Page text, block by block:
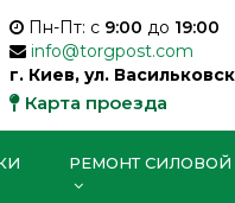
Пн-Пт: с 9:00 до 19:00
info@torgpost.com
г. Киев, ул.
Карта проезда
РЕМОНТ СИЛОВОЙ